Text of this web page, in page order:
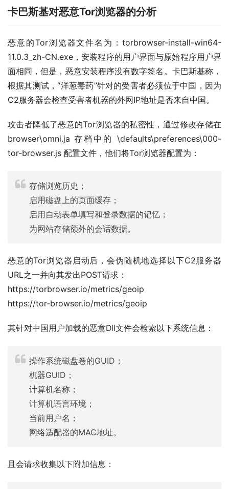
卡巴斯基对恶意Tor浏览器的分析
恶意的Tor浏览器文件名为：torbrowser-install-win64-
11.0.3_zh-CN.exe，安装程序的用户界面与原始程序用户界
面相同，但是，恶意安装程序没有数字签名。卡巴斯基称，
根据其测试，“洋葱毒药”针对的受害者必须位于中国，因为
C2服务器会检查受害者机器的外网IP地址是否来自中国。
攻击者降低了恶意的Tor浏览器的私密性，通过修改存储在
browser\omni.ja 存档中的 \defaults\preferences\000-
tor-browser.js 配置文件，他们将Tor浏览器配置为：
存储浏览历史；
启用磁盘上的页面缓存；
启用自动表单填写和登录数据的记忆；
为网站存储额外的会话数据。
恶意的Tor浏览器启动后，会伪随机地选择以下C2服务器
URL之一并向其发出POST请求：
https://torbrowser.io/metrics/geoip
https://tor-browser.io/metrics/geoip
其针对中国用户加载的恶意Dll文件会检索以下系统信息：
操作系统磁盘卷的GUID；
机器GUID；
计算机名称；
计算机语言环境；
当前用户名；
网络适​​配器的MAC地址。
且会请求收集以下附加信息：